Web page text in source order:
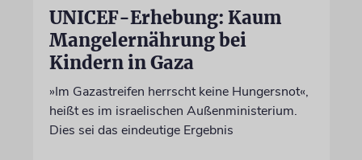
UNICEF-Erhebung: Kaum
Mangelernährung bei
Kindern in Gaza
»Im Gazastreifen herrscht keine Hungersnot«,
heißt es im israelischen Außenministerium.
Dies sei das eindeutige Ergebnis